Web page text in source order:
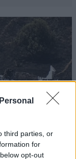
third parties, or
for
opt-out